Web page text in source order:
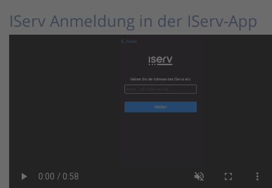
IServ Anmeldung in der IServ-App